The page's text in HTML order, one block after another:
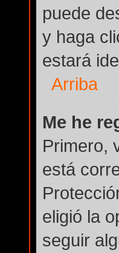
puede
y haga
estará
Arriba
Me he
Primero,
está
eligió la
seguir